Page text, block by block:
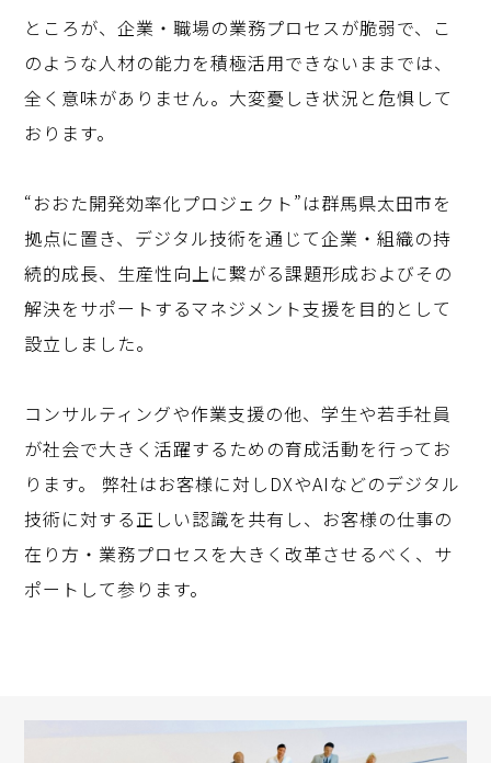
ところが、企業・職場の業務プロセスが脆弱で、こ
のような人材の能力を積極活用できないままでは、
全く意味がありません。大変憂しき状況と危惧して
おります。
“おおた開発効率化プロジェクト”は群馬県太田市を
拠点に置き、デジタル技術を通じて企業・組織の持
続的成長、生産性向上に繋がる課題形成およびその
解決をサポートするマネジメント支援を目的として
設立しました。
コンサルティングや作業支援の他、学生や若手社員
が社会で大きく活躍するための育成活動を行ってお
ります。 弊社はお客様に対しDXやAIなどのデジタル
技術に対する正しい認識を共有し、お客様の仕事の
在り方・業務プロセスを大きく改革させるべく、サ
ポートして参ります。